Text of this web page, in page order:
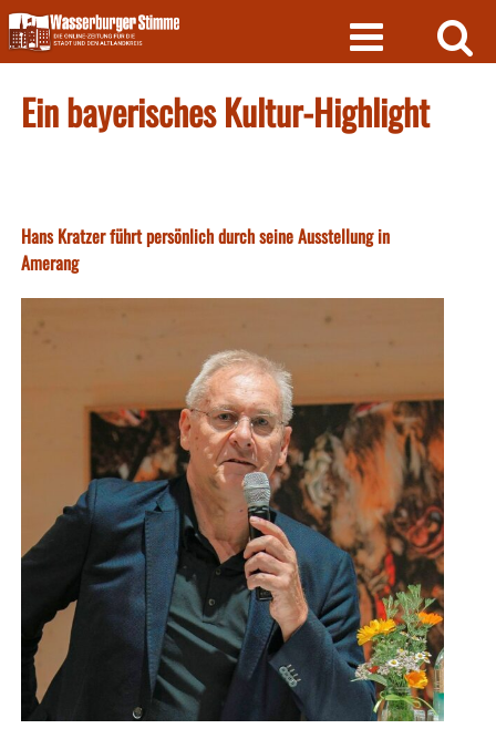
Skip
to
content
Ein bayerisches Kultur-Highlight
Hans Kratzer führt persönlich durch seine Ausstellung in
Amerang